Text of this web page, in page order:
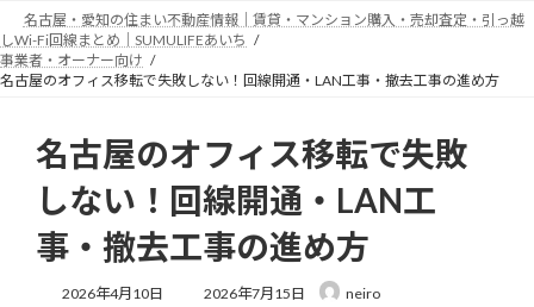
ン
テ
ン
ビ
ゲ
ー
名古屋・愛知の住まい不動産情報｜賃貸・マンション購入・売却査定・引っ越
しWi-Fi回線まとめ｜SUMULIFEあいち
事業者・オーナー向け
名古屋のオフィス移転で失敗しない！回線開通・LAN工事・撤去工事の進め方
名古屋のオフィス移転で失敗
しない！回線開通・LAN工
事・撤去工事の進め方
2026年4月10日
最
2026年7月15日 neiro